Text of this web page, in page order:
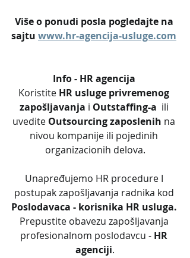
Više o ponudi posla pogledajte na
sajtu www.hr-agencija-usluge.com
Info - HR agencija
Koristite HR usluge privremenog
zapošljavanja i Outstaffing-a ili
uvedite Outsourcing zaposlenih na
nivou kompanije ili pojedinih
organizacionih delova.
Unapređujemo HR procedure I
postupak zapošljavanja radnika kod
Poslodavaca - korisnika HR usluga.
Prepustite obavezu zapošljavanja
profesionalnom poslodavcu - HR
agenciji.